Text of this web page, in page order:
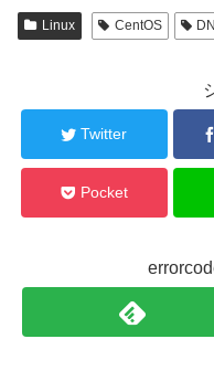
Linux CentOS
Twitter
Pocket